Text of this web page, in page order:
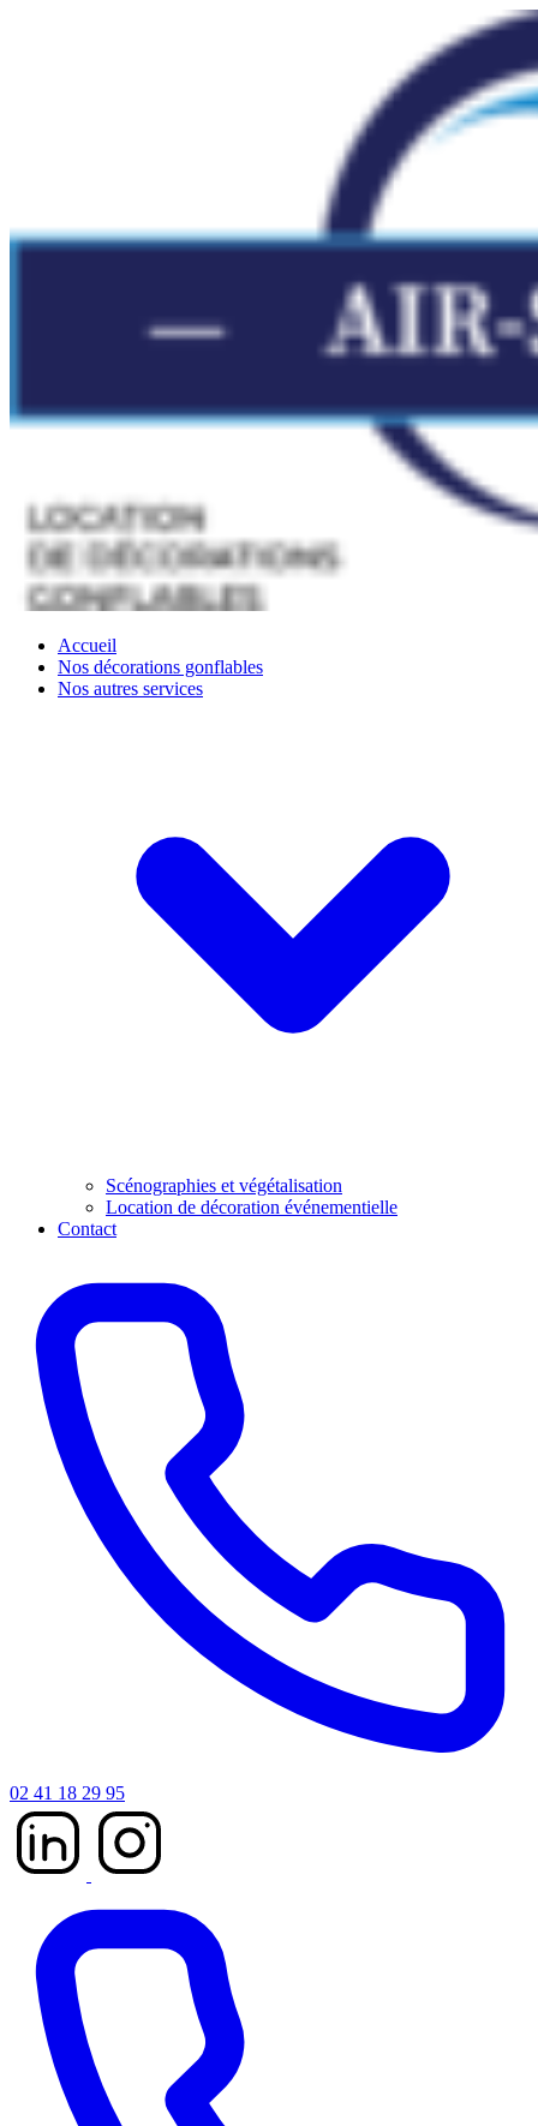
Accueil
Nos décorations gonflables
Nos autres services
Scénographies et végétalisation
Location de décoration événementielle
Contact
02 41 18 29 95